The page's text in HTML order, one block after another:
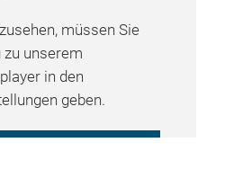
müssen Sie
unserem
in den
geben.